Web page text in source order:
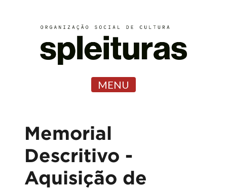
MENU
Memorial
Descritivo -
Aquisição de